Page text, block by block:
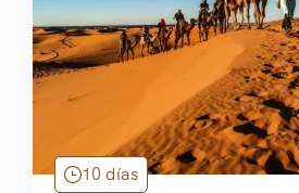
10 días